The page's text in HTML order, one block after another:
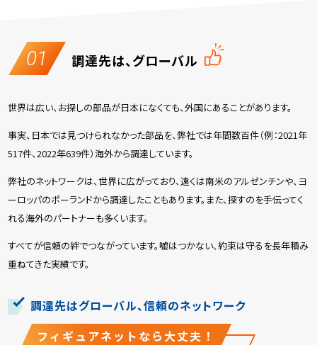
01 調達先は、グローバル
世界は広い、お探しの部品が日本になくても、外国にあることがあります。
事実、日本では見つけられなかった部品を、弊社では年間数百件（例：2021年
517件、2022年639件）海外から調達しています。
弊社のネットワークは、世界に広がっており、遠くは南米のアルゼンチンや、ヨ
ーロッパのポーランドから調達したこともあります。また、探すのを手伝ってく
れる海外のパートナーも多くいます。
すべてが信頼の絆でつながっています。嘘はつかない、約束は守るを長年積み
重ねてきた実績です。
調達先はグローバル、信頼のネットワーク
フィギュアネットなら大丈夫！